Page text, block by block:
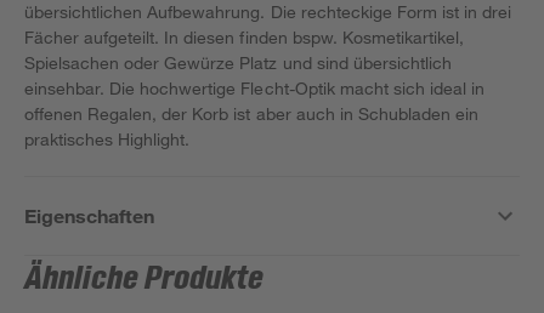
übersichtlichen Aufbewahrung. Die rechteckige Form ist in drei
Fächer aufgeteilt. In diesen finden bspw. Kosmetikartikel,
Spielsachen oder Gewürze Platz und sind übersichtlich
einsehbar. Die hochwertige Flecht-Optik macht sich ideal in
offenen Regalen, der Korb ist aber auch in Schubladen ein
praktisches Highlight.
Eigenschaften
Ähnliche Produkte